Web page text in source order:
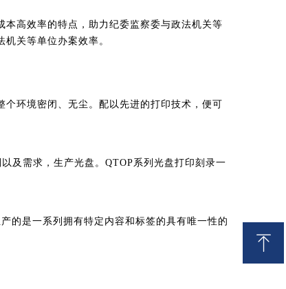
高效率的特点，助力纪委监察委与政法机关等
关等单位办案效率。
环境密闭、无尘。配以先进的打印技术，便可
及需求，生产光盘。QTOP系列光盘打印刻录一
的是一系列拥有特定内容和标签的具有唯一性的
ꁸ